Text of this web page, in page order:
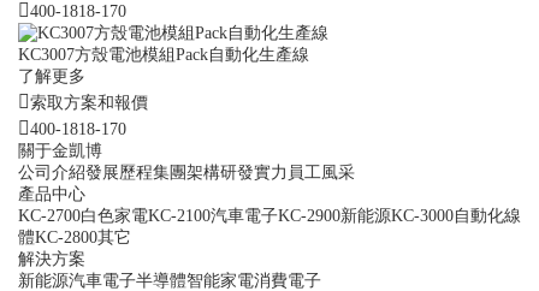
400-1818-170
KC3007方殼電池模組Pack自動化生產線
了解更多
索取方案和報價
400-1818-170
關于金凱博
公司介紹發展歷程集團架構研發實力 員工風采
產品中心
KC-2700白色家電KC-2100汽車電子KC-2900新能源KC-3000自動化線
體KC-2800其它
解決方案
新能源汽車電子半導體智能家電消費電子